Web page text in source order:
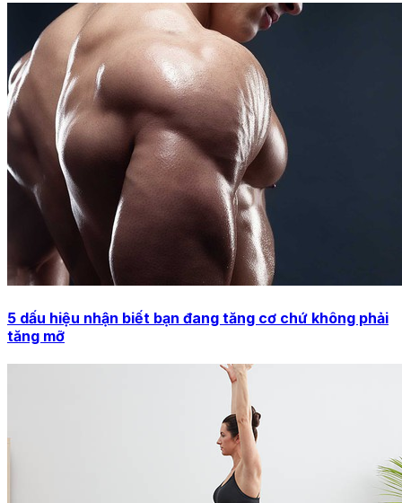
5 dấu hiệu nhận biết bạn đang tăng cơ chứ không phải
tăng mỡ